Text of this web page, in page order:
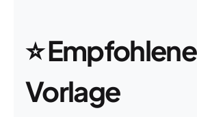
⭐Empfohlene
Vorlage